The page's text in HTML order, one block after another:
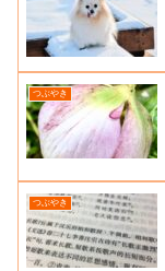
つぶやき
つぶやき